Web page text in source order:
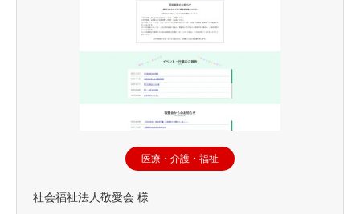
医療・介護・福祉
社会福祉法人敬愛会 様